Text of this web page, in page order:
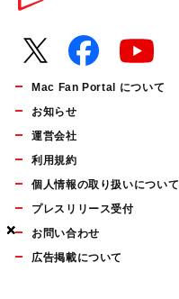
×
×
×
Mac Fan Portal について
お知らせ
運営会社
利用規約
個人情報の取り扱いについて
プレスリリース受付
お問い合わせ
広告掲載について